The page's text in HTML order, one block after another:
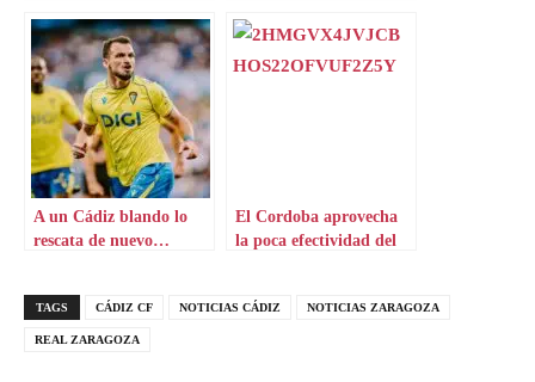
A un Cádiz blando lo
rescata de nuevo…
El Cordoba aprovecha
la poca efectividad del
TAGS CÁDIZ CF NOTICIAS CÁDIZ NOTICIAS ZARAGOZA
REAL ZARAGOZA